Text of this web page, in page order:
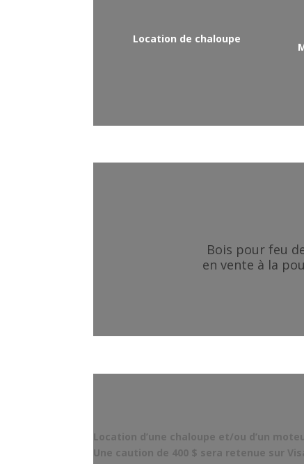
Location de chaloupe
Bois pour feu
en vente à la
Location d’une chaloupe et/ou d’un
Une caution de 400 $ sera retenue sur